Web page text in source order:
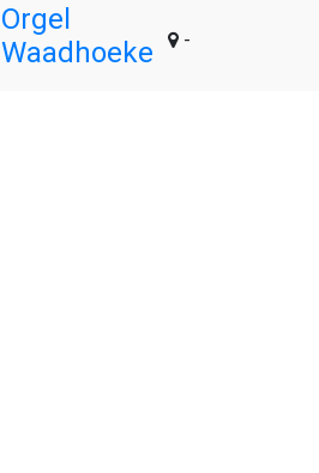
Orgel
Waadhoeke
-